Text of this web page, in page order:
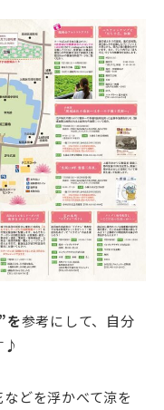
を参考にして、自分
♪
どを浮かべて涼を